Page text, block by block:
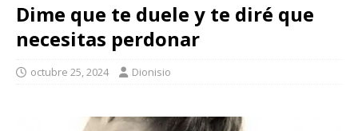
Dime que te duele y te diré que
necesitas perdonar
octubre 25, 2024 Dionisio